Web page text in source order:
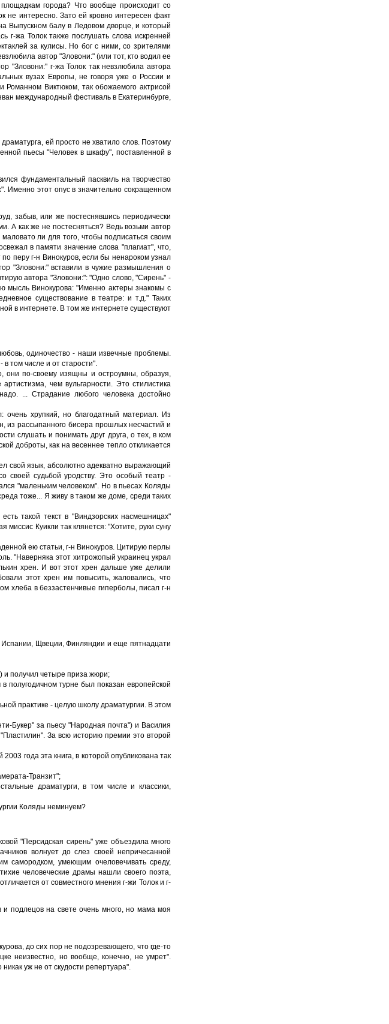
города? Что вообще происходит со
не интересно. Зато ей кровно интересен факт
Выпускном балу в Ледовом дворце, и который
г-жа Толок также послушать слова искренней
за кулисы. Но бог с ними, со зрителями
автор "Зловони:" (или тот, кто водил ее
"Зловони:" г-жа Толок так невзлюбила автора
вузах Европы, не говоря уже о России и
Романном Виктюком, так обожаемого актрисой
международный фестиваль в Екатеринбурге,
ей просто не хватило слов. Поэтому
пьесы "Человек в шкафу", поставленной в
фундаментальный пасквиль на творчество
Именно этот опус в значительно сокращенном
забыв, или же постеснявшись периодически
А как же не постесняться? Ведь возьми автор
ли для того, чтобы подписаться своим
в памяти значение слова "плагиат", что,
перу г-н Винокуров, если бы ненароком узнал
"Зловони:" вставили в чужие размышления о
автора "Зловони:": "Одно слово, "Сирень" -
мысль Винокурова: "Именно актеры знакомы с
существование в театре: и т.д." Таких
в интернете. В том же интернете существуют
одиночество - наши извечные проблемы.
том числе и от старости".
они по-своему изящны и остроумны, образуя,
чем вульгарности. Это стилистика
... Страдание любого человека достойно
очень хрупкий, но благодатный материал. Из
из рассыпанного бисера прошлых несчастий и
слушать и понимать друг друга, о тех, в ком
доброты, как на весеннее тепло откликается
свой язык, абсолютно адекватно выражающий
своей судьбой уродству. Это особый театр -
"маленьким человеком". Но в пьесах Коляды
тоже... Я живу в таком же доме, среди таких
такой текст в "Виндзорских насмешницах"
Куикли так клянется: "Хотите, руки суну
ею статьи, г-н Винокуров. Цитирую перлы
"Наверняка этот хитрожопый украинец украл
хрен. И вот этот хрен дальше уже делили
этот хрен им повысить, жаловались, что
хлеба в беззастенчивые гиперболы, писал г-н
Щвеции, Финляндии и еще пятнадцати
и получил четыре приза жюри;
полугодичном турне был показан европейской
практике - целую школу драматургии. В этом
Букер" за пьесу "Народная почта") и Василия
За всю историю премии это второй
года эта книга, в которой опубликована так
Транзит";
драматурги, в том числе и классики,
Коляды неминуем?
"Персидская сирень" уже объездила много
волнует до слез своей непричесанной
самородком, умеющим очеловечивать среду,
человеческие драмы нашли своего поэта,
от совместного мнения г-жи Толок и г-
и подлецов на свете очень много, но мама моя
до сих пор не подозревающего, что где-то
неизвестно, но вообще, конечно, не умрет".
уж не от скудости репертуара".